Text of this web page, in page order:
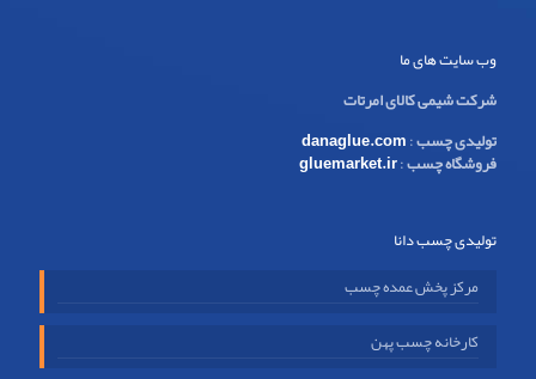
وب سایت های ما
شرکت شیمی کالای امرتات
تولیدی چسب:
danaglue.com
فروشگاه چسب:
gluemarket.ir
تولیدی چسب دانا
مرکز پخش عمده چسب
کارخانه چسب پهن